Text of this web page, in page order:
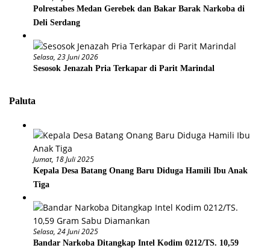
Polrestabes Medan Gerebek dan Bakar Barak Narkoba di
Deli Serdang
Selasa, 23 Juni 2026
Sesosok Jenazah Pria Terkapar di Parit Marindal
Paluta
Jumat, 18 Juli 2025
Kepala Desa Batang Onang Baru Diduga Hamili Ibu Anak
Tiga
Selasa, 24 Juni 2025
Bandar Narkoba Ditangkap Intel Kodim 0212/TS. 10,59